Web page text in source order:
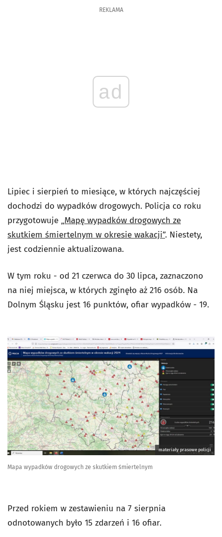
REKLAMA
ad
Lipiec i sierpień to miesiące, w których najczęściej
dochodzi do wypadków drogowych. Policja co roku
przygotowuje „Mapę wypadków drogowych ze
skutkiem śmiertelnym w okresie wakacji”. Niestety,
jest codziennie aktualizowana.
W tym roku - od 21 czerwca do 30 lipca, zaznaczono
na niej miejsca, w których zginęło aż 216 osób. Na
Dolnym Śląsku jest 16 punktów, ofiar wypadków - 19.
materiały prasowe policji
Mapa wypadków drogowych ze skutkiem śmiertelnym
Przed rokiem w zestawieniu na 7 sierpnia
odnotowanych było 15 zdarzeń i 16 ofiar.